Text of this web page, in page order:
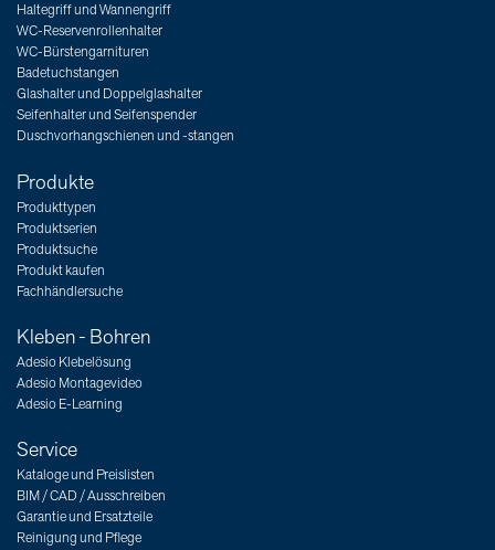
Haltegriff und Wannengriff
WC-Reservenrollenhalter
WC-Bürstengarnituren
Badetuchstangen
Glashalter und Doppelglashalter
Seifenhalter und Seifenspender
Duschvorhangschienen und -stangen
Produkte
Produkttypen
Produktserien
Produktsuche
Produkt kaufen
Fachhändlersuche
Kleben - Bohren
Adesio Klebelösung
Adesio Montagevideo
Adesio E-Learning
Service
Kataloge und Preislisten
BIM / CAD / Ausschreiben
Garantie und Ersatzteile
Reinigung und Pflege